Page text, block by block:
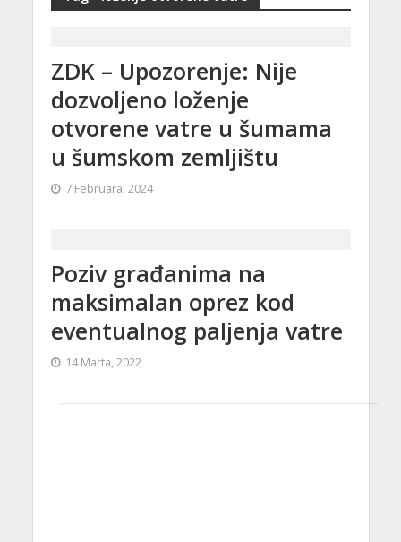
ZDK – Upozorenje: Nije
dozvoljeno loženje
otvorene vatre u šumama
u šumskom zemljištu
7 Februara, 2024
Poziv građanima na
maksimalan oprez kod
eventualnog paljenja vatre
14 Marta, 2022